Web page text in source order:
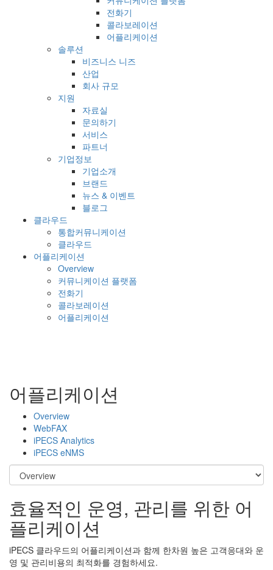
전화기
콜라보레이션
어플리케이션
솔루션
비즈니스 니즈
산업
회사 규모
지원
자료실
문의하기
서비스
파트너
기업정보
기업소개
브랜드
뉴스 & 이벤트
블로그
클라우드
통합커뮤니케이션
클라우드
어플리케이션
Overview
커뮤니케이션 플랫폼
전화기
콜라보레이션
어플리케이션
어플리케이션
Overview
WebFAX
iPECS Analytics
iPECS eNMS
효율적인 운영, 관리를 위한 어
플리케이션
iPECS 클라우드의 어플리케이션과 함께 한차원 높은 고객응대와 운
영 및 관리비용의 최적화를 경험하세요.